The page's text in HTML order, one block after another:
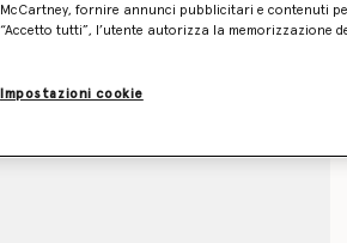
McCartney, fornire annunci pubblicitari e contenuti
“Accetto tutti”, l’utente autorizza la memorizzazione
Impostazioni cookie